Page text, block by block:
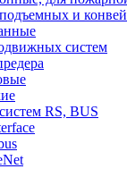
и
систем
RS, BUS